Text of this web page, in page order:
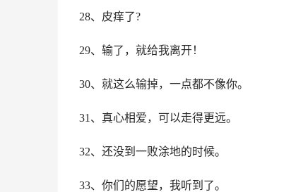
28、皮痒了?
29、输了，就给我离开！
30、就这么输掉，一点都不像你。
31、真心相爱，可以走得更远。
32、还没到一败涂地的时候。
33、你们的愿望，我听到了。